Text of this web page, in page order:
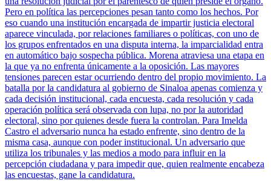
Pero en política las percepciones pesan tanto como los hechos. Por
eso cuando una institución encargada de impartir justicia electoral
aparece vinculada, por relaciones familiares o políticas, con uno de
los grupos enfrentados en una disputa interna, la imparcialidad entra
en automático bajo sospecha pública. Morena atraviesa una etapa en
la que ya no enfrenta únicamente a la oposición. Las mayores
tensiones parecen estar ocurriendo dentro del propio movimiento. La
batalla por la candidatura al gobierno de Sinaloa apenas comienza y
cada decisión institucional, cada encuesta, cada resolución y cada
operación política será observada con lupa, no por la autoridad
electoral, sino por quienes desde fuera la controlan. Para Imelda
Castro el adversario nunca ha estado enfrente, sino dentro de la
misma casa, aunque con poder institucional. Un adversario que
utiliza los tribunales y las medios a modo para influir en la
percepción ciudadana y para impedir que, quien realmente encabeza
las encuestas, gane la candidatura.